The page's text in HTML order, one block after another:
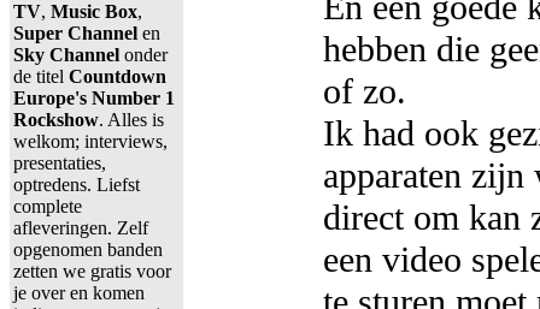
TV, Music Box,
Super Channel en
Sky Channel onder
de titel Countdown
Europe's Number 1
Rockshow. Alles is
welkom; interviews,
presentaties,
optredens. Liefst
complete
afleveringen. Zelf
opgenomen banden
zetten we gratis voor
je over en komen
hebben die
of zo.
Ik had ook
apparaten zijn
direct om kan
een video